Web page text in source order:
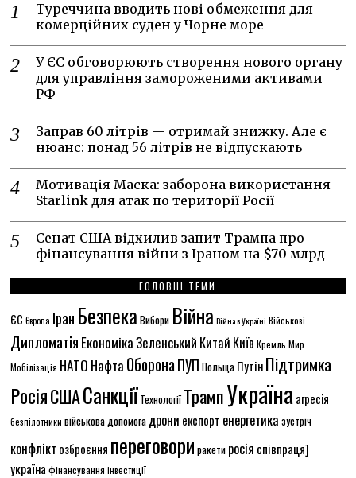
Туреччина вводить нові обмеження для
комерційних суден у Чорне море
У ЄС обговорюють створення нового органу
для управління замороженими активами
РФ
Заправ 60 літрів — отримай знижку. Але є
нюанс: понад 56 літрів не відпускають
Мотивація Маска: заборона використання
Starlink для атак по території Росії
Сенат США відхилив запит Трампа про
фінансування війни з Іраном на $70 млрд
ГОЛОВНІ ТЕМИ
ЄС Європа Іран Безпека Вибори Війна Війна в Україні Військові
Дипломатія ЕкономікаЗеленський Китай Київ Кремль Мир
Мобілізація НАТО Нафта ОборонаПУП Польща ПутінПідтримка
РосіяСШАСанкціїТехнологіїТрампУкраїна агресія
безпілотники військова допомога дрони експорт енергетика зустріч
конфлікт озброєння переговори ракети росія співпраця]
україна фінансування інвестиції